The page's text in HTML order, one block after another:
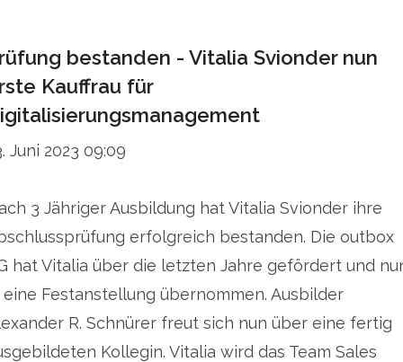
bestanden - Vitalia Svionder nun
Kauffrau für
Juni 2023 09:09
3 Jähriger Ausbildung hat Vitalia Svionder ihre
erfolgreich bestanden. Die outbox
hat Vitalia über die letzten Jahre gefördert und
eine Festanstellung übernommen. Ausbilder
R. Schnürer freut sich nun über eine fertig
Kollegin. Vitalia wird das Team Sales